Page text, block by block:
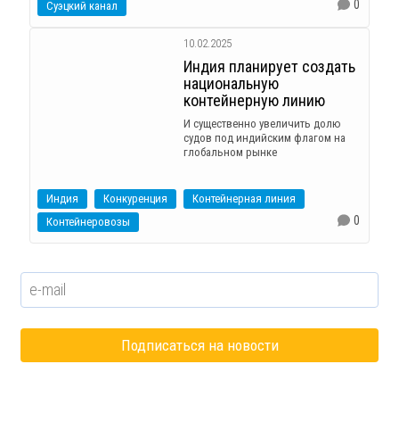
Суэцкий канал 0
10.02.2025
Индия планирует создать
национальную
контейнерную линию
И существенно увеличить долю
судов под индийским флагом на
глобальном рынке
Индия Конкуренция
Контейнерная линия
Контейнеровозы
0